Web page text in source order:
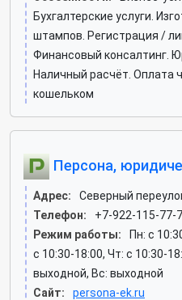
Бухгалтерские услуги.
штампов. Регистрация /
Финансовый консалтинг.
Наличный расчёт. Оплата
кошельком
Персона,
Адрес:
Северный
Телефон:
+7-922-115-77-
Режим работы:
Пн: c
c 10:30-18:00, Чт: c 10:30-
выходной, Вс: выходной
Сайт:
persona-ek.ru